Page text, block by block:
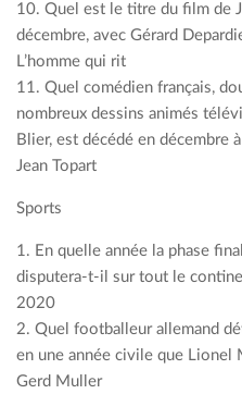
10. Quel est le titre du film de
décembre, avec Gérard
L’homme qui rit
11. Quel comédien français,
nombreux dessins animés
Blier, est décédé en décembre
Jean Topart
Sports
1. En quelle année la phase
disputera-t-il sur tout le
2020
2. Quel footballeur allemand
en une année civile que Lionel
Gerd Muller